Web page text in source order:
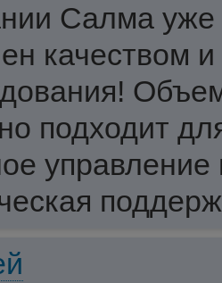
Салма уже
качеством
подходит
управление